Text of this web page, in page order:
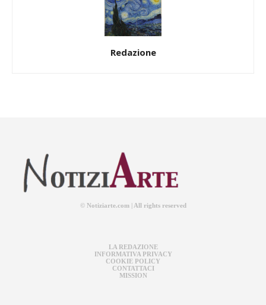
Redazione
© Notiziarte.com | All rights reserved
LA REDAZIONE
INFORMATIVA PRIVACY
COOKIE POLICY
CONTATTACI
MISSION